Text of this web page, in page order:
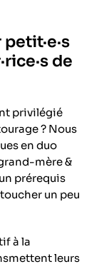
de
privilégié
? Nous
en duo
mère &
prérequis
un peu
à la
leurs